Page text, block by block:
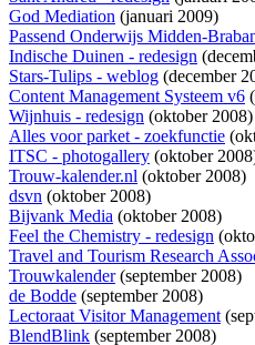
God Mediation (januari 2009)
Passend Onderwijs Midden-
Indische Duinen - redesign
Stars-Tulips - weblog (december
Content Management Systeem v6
Wijnhuis - redesign (oktober 2008)
Alles voor parket - zoekfunctie
ITSC - photogallery (oktober
Trouw-kalender.nl (oktober 2008)
dsvn (oktober 2008)
Bijvank Media (oktober 2008)
Feel the Chemistry - redesign
Travel and Tourism Research
Trouwkalender(september 2008)
de Bodde (september 2008)
Lectoraat Visitor Management
BlendBlink (september 2008)